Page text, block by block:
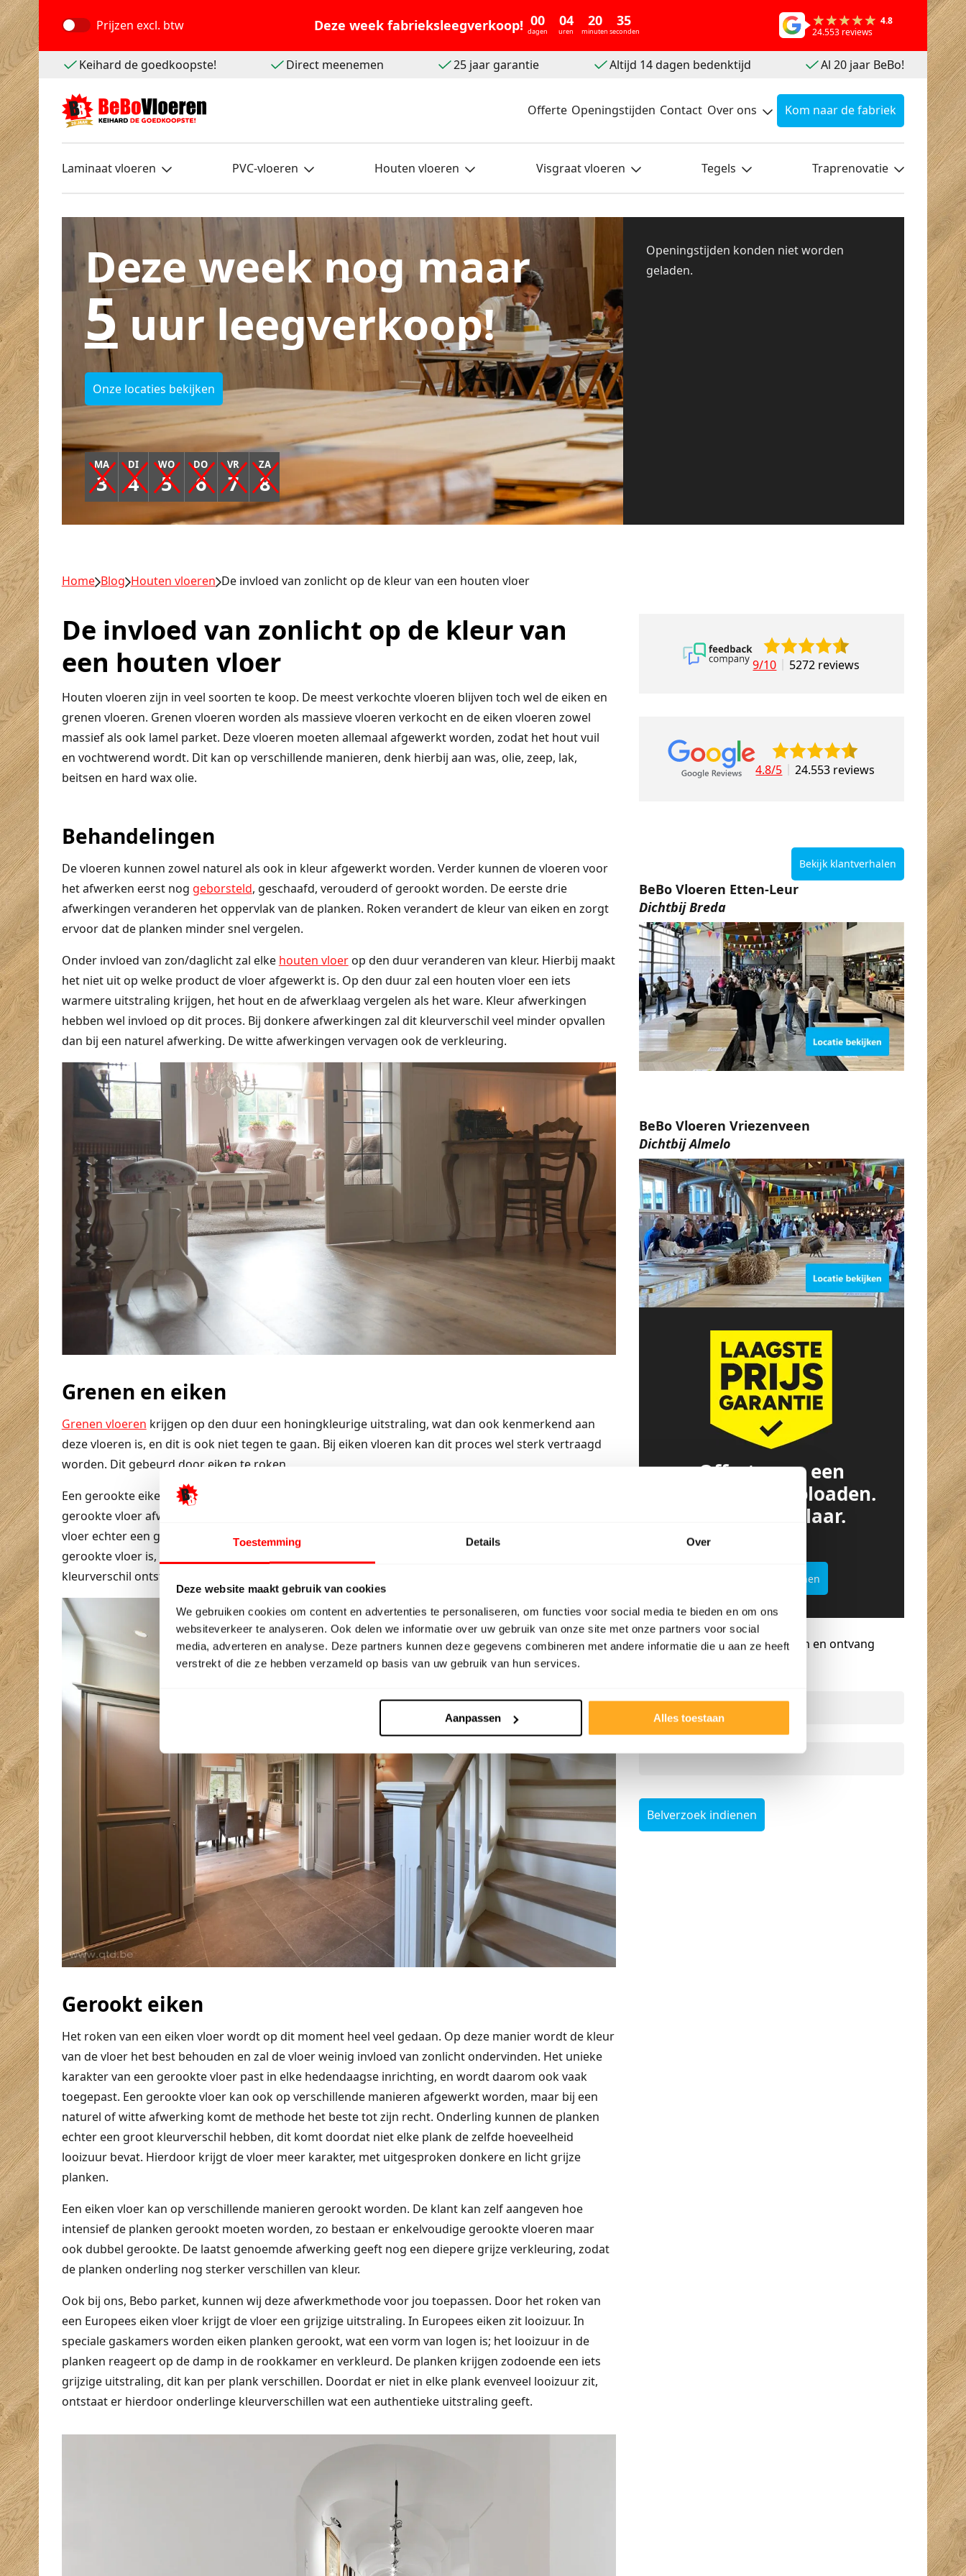
Toestemming Details Over
Deze website maakt gebruik van cookies
We gebruiken cookies om content en advertenties te personaliseren, om functies voor social media te bieden en om ons
websiteverkeer te analyseren. Ook delen we informatie over uw gebruik van onze site met onze partners voor social
media, adverteren en analyse. Deze partners kunnen deze gegevens combineren met andere informatie die u aan ze heeft
verstrekt of die ze hebben verzameld op basis van uw gebruik van hun services.
Aanpassen Alles toestaan
Prijzen excl. btw Deze week fabrieksleegverkoop! 00
dagen
04
uren
20
minuten
33
seconden
4.8
24.553 reviews
Keihard de goedkoopste! Direct meenemen 25 jaar garantie Altijd 14 dagen bedenktijd Al 20 jaar BeBo!
Offerte Openingstijden Contact Over ons Kom naar de fabriek
Laminaat vloeren PVC-vloeren Houten vloeren Visgraat vloeren Tegels Traprenovatie
Deze week nog maar
5 uur leegverkoop!
Onze locaties bekijken
MA
3
DI
4
WO
5
DO
6
VR
7
ZA
8
Openingstijden konden niet worden
geladen.
Home Blog Houten vloeren De invloed van zonlicht op de kleur van een houten vloer
De invloed van zonlicht op de kleur van
een houten vloer
Houten vloeren zijn in veel soorten te koop. De meest verkochte vloeren blijven toch wel de eiken en
grenen vloeren. Grenen vloeren worden als massieve vloeren verkocht en de eiken vloeren zowel
massief als ook lamel parket. Deze vloeren moeten allemaal afgewerkt worden, zodat het hout vuil
en vochtwerend wordt. Dit kan op verschillende manieren, denk hierbij aan was, olie, zeep, lak,
beitsen en hard wax olie.
Behandelingen
De vloeren kunnen zowel naturel als ook in kleur afgewerkt worden. Verder kunnen de vloeren voor
het afwerken eerst nog geborsteld, geschaafd, verouderd of gerookt worden. De eerste drie
afwerkingen veranderen het oppervlak van de planken. Roken verandert de kleur van eiken en zorgt
ervoor dat de planken minder snel vergelen.
Onder invloed van zon/daglicht zal elke houten vloerop den duur veranderen van kleur. Hierbij maakt
het niet uit op welke product de vloer afgewerkt is. Op den duur zal een houten vloer een iets
warmere uitstraling krijgen, het hout en de afwerklaag vergelen als het ware. Kleur afwerkingen
hebben wel invloed op dit proces. Bij donkere afwerkingen zal dit kleurverschil veel minder opvallen
dan bij een naturel afwerking. De witte afwerkingen vervagen ook de verkleuring.
Grenen en eiken
Grenen vloeren krijgen op den duur een honingkleurige uitstraling, wat dan ook kenmerkend aan
deze vloeren is, en dit is ook niet tegen te gaan. Bij eiken vloeren kan dit proces wel sterk vertraagd
worden. Dit gebeurd door eiken te roken.
Een gerookte eikenplank wordt minder snel geel, maar geeft een donkerder uitstraling. Als je een
gerookte vloer afwerkt met een naturel olie, geeft dit een warme bruine kleur. Met witte olie krijgt de
vloer echter een grijze uitstraling, alsof de planken al heel oud zijn. Een groot voordeel van een
gerookte vloer is, dat beschadigingen aan de oppervlakte veel minder opvallen, omdat er geen
kleurverschil ontstaat.
Gerookt eiken
Het roken van een eiken vloer wordt op dit moment heel veel gedaan. Op deze manier wordt de kleur
van de vloer het best behouden en zal de vloer weinig invloed van zonlicht ondervinden. Het unieke
karakter van een gerookte vloer past in elke hedendaagse inrichting, en wordt daarom ook vaak
toegepast. Een gerookte vloer kan ook op verschillende manieren afgewerkt worden, maar bij een
naturel of witte afwerking komt de methode het beste tot zijn recht. Onderling kunnen de planken
echter een groot kleurverschil hebben, dit komt doordat niet elke plank de zelfde hoeveelheid
looizuur bevat. Hierdoor krijgt de vloer meer karakter, met uitgesproken donkere en licht grijze
planken.
Een eiken vloer kan op verschillende manieren gerookt worden. De klant kan zelf aangeven hoe
intensief de planken gerookt moeten worden, zo bestaan er enkelvoudige gerookte vloeren maar
ook dubbel gerookte. De laatst genoemde afwerking geeft nog een diepere grijze verkleuring, zodat
de planken onderling nog sterker verschillen van kleur.
Ook bij ons, Bebo parket, kunnen wij deze afwerkmethode voor jou toepassen. Door het roken van
een Europees eiken vloer krijgt de vloer een grijzige uitstraling. In Europees eiken zit looizuur. In
speciale gaskamers worden eiken planken gerookt, wat een vorm van logen is; het looizuur in de
planken reageert op de damp in de rookkamer en verkleurd. De planken krijgen zodoende een iets
grijzige uitstraling, dit kan per plank verschillen. Doordat er niet in elke plank evenveel looizuur zit,
ontstaat er hierdoor onderlinge kleurverschillen wat een authentieke uitstraling geeft.
9/10 5272 reviews
4.8/5 24.553 reviews
Bekijk klantverhalen
BeBo Vloeren Etten-Leur
Dichtbij Breda
BeBo Vloeren Vriezenveen
Dichtbij Almelo
Offerte van een
concurrent? Uploaden.
Besparen. Klaar.
Offertekiller openen
Gratis advies op maat
Vraag een terugbelverzoek aan en ontvang
Telefoonnummer*
Belverzoek indienen